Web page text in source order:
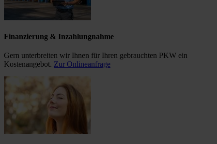
Finanzierung & Inzahlungnahme
Gern unterbreiten wir Ihnen für Ihren gebrauchten PKW ein
Kostenangebot. Zur Onlineanfrage